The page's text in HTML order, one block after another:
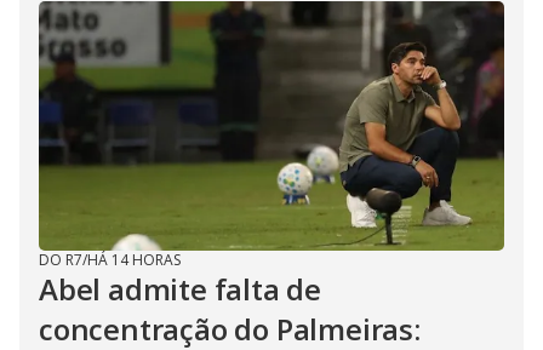
DO R7/HÁ 14 HORAS
Abel admite falta de
concentração do Palmeiras: